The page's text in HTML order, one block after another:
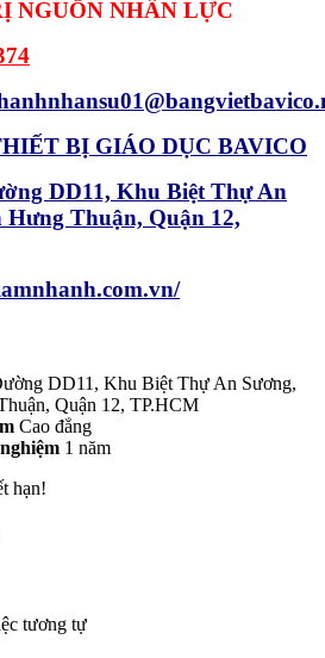
NGUỒN NHÂN LỰC
BỊ GIÁO DỤC BAVICO
DD11, Khu Biệt Thự An
Hưng Thuận, Quận 12,
DD11, Khu Biệt Thự An Sương,
Quận 12, TP.HCM
Cao đẳng
1 năm
hạn!
tương tự